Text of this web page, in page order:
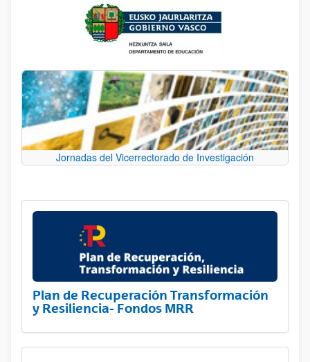
Jornadas del Vicerrectorado de Investigación
Plan de Recuperación Transformación
y Resiliencia- Fondos MRR